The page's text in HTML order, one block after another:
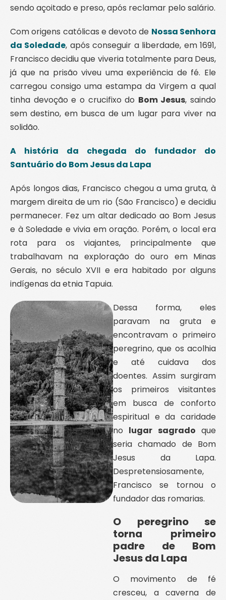
sendo açoitado e preso, após reclamar pelo salário.
Com origens católicas e devoto de Nossa Senhora
da Soledade, após conseguir a liberdade, em 1691,
Francisco decidiu que viveria totalmente para Deus,
já que na prisão viveu uma experiência de fé. Ele
carregou consigo uma estampa da Virgem a qual
tinha devoção e o crucifixo do Bom Jesus, saindo
sem destino, em busca de um lugar para viver na
solidão.
A história da chegada do fundador do
Santuário do Bom Jesus da Lapa
Após longos dias, Francisco chegou a uma gruta, à
margem direita de um rio (São Francisco) e decidiu
permanecer. Fez um altar dedicado ao Bom Jesus
e à Soledade e vivia em oração. Porém, o local era
rota para os viajantes, principalmente que
trabalhavam na exploração do ouro em Minas
Gerais, no século XVII e era habitado por alguns
indígenas da etnia Tapuia.
Dessa forma, eles
paravam na gruta e
encontravam o primeiro
peregrino, que os acolhia
e até cuidava dos
doentes. Assim surgiram
os primeiros visitantes
em busca de conforto
espiritual e da caridade
no lugar sagrado que
seria chamado de Bom
Jesus da Lapa.
Despretensiosamente,
Francisco se tornou o
fundador das romarias.
O peregrino se
torna primeiro
padre de Bom
Jesus da Lapa
O movimento de fé
cresceu, a caverna de